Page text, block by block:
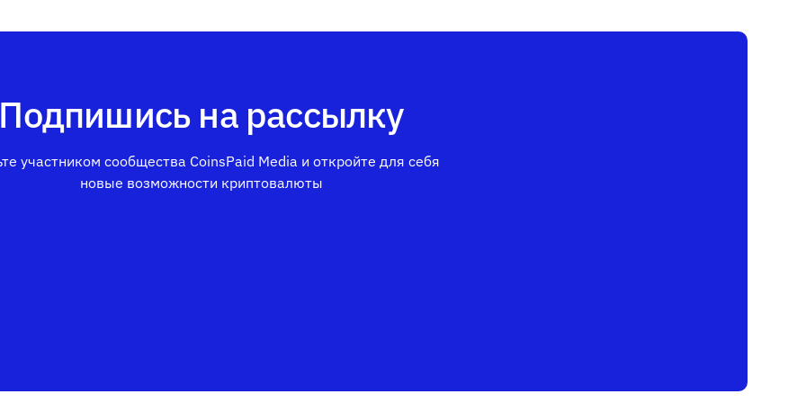
Подпишись на рассылку
участником сообщества CoinsPaid Media и откройте для себя
новые возможности криптовалюты